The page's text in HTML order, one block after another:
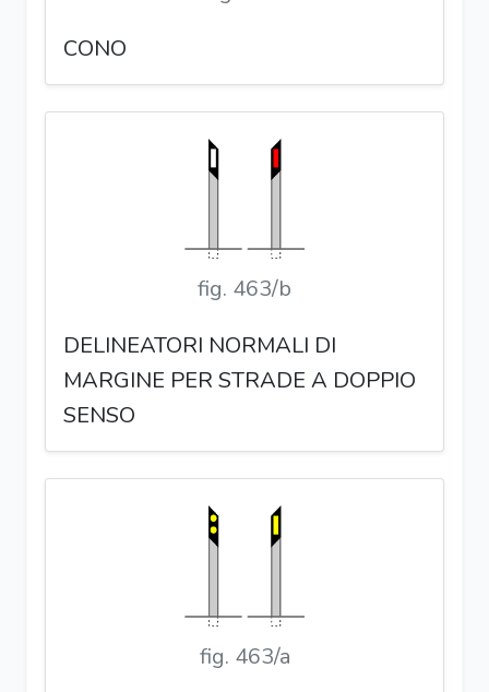
CONO
fig. 463/b
DELINEATORI NORMALI DI
MARGINE PER STRADE A DOPPIO
SENSO
fig. 463/a